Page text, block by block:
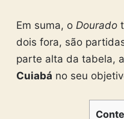
Em suma, o Dourado
dois fora, são
parte alta da tabela,
Cuiabá no seu